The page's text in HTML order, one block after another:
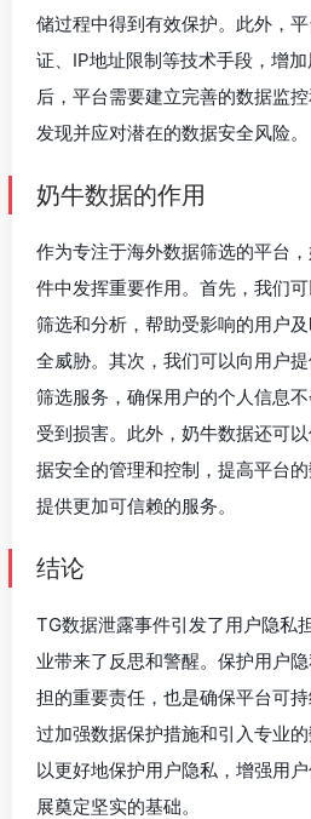
储过程中得到有效保护。此外，
证、IP地址限制等技术手段，增
后，平台需要建立完善的数据监
发现并应对潜在的数据安全风险。
奶牛数据的作用
作为专注于海外数据筛选的平台
件中发挥重要作用。首先，我们
筛选和分析，帮助受影响的用户
全威胁。其次，我们可以向用户
筛选服务，确保用户的个人信息
受到损害。此外，奶牛数据还可
据安全的管理和控制，提高平台
提供更加可信赖的服务。
结论
TG数据泄露事件引发了用户隐私
业带来了反思和警醒。保护用户
担的重要责任，也是确保平台可
过加强数据保护措施和引入专业
以更好地保护用户隐私，增强用
展奠定坚实的基础。